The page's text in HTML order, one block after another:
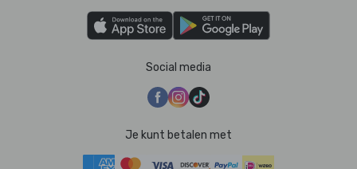
Social media
Je kunt betalen met